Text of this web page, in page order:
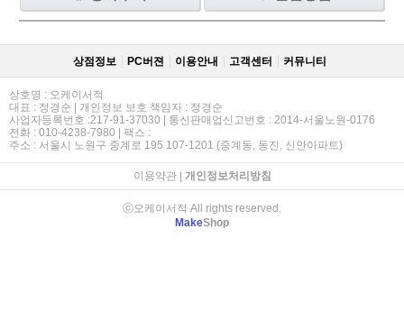
상점정보 PC버젼 이용안내 고객센터 커뮤니티
상호명 : 오케이서적
대표 : 정경순 | 개인정보 보호 책임자 : 정경순
사업자등록번호 :217-91-37030 | 통신판매업신고번호 : 2014-서울노원-0176
전화 : 010-4238-7980 | 팩스 :
주소 : 서울시 노원구 중계로 195 107-1201 (중계동, 동진, 신안아파트)
이용약관| 개인정보처리방침
ⓒ오케이서적 All rights reserved.
MakeShop